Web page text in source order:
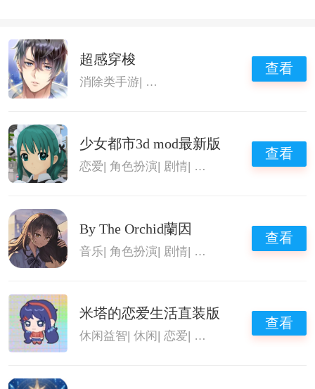
超感穿梭
消除类手游| 恋爱养成类游戏 男女皆可攻略
查看
少女都市3d mod最新版
恋爱 |角色扮演 剧情 恋爱养成类游戏
查看
By The Orchid蘭因
音乐|角色扮演| 剧情| 恋爱养成类游戏
查看
米塔的恋爱生活直装版
休闲益智 |休闲 |恋爱 恋爱养成类游戏
查看